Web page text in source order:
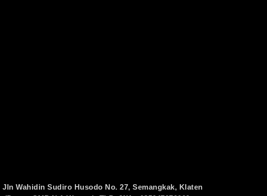
Jln Wahidin Sudiro Husodo No. 27, Semangkak, Klaten